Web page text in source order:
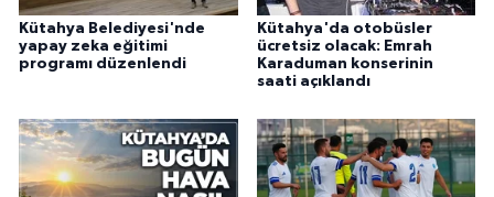
Kütahya Belediyesi'nde
yapay zeka eğitimi
programı düzenlendi
Kütahya'da otobüsler
ücretsiz olacak: Emrah
Karaduman konserinin
saati açıklandı